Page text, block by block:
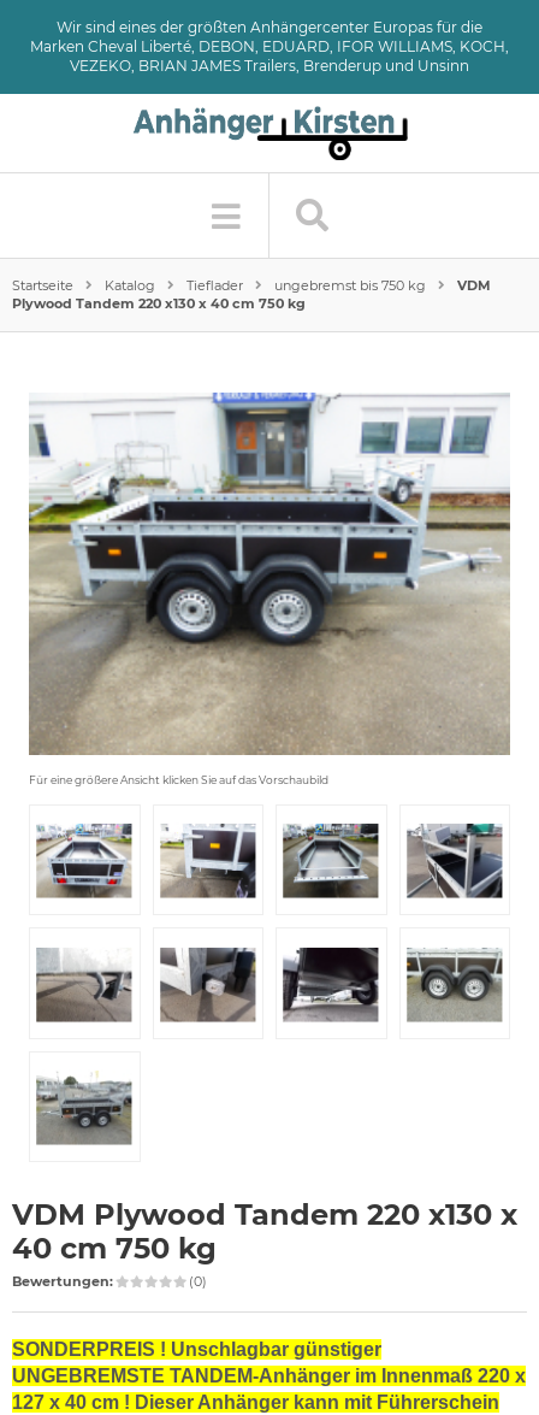
Wir sind eines der größten Anhängercenter Europas für die
Marken Cheval Liberté, DEBON, EDUARD, IFOR WILLIAMS, KOCH,
VEZEKO, BRIAN JAMES Trailers, Brenderup und Unsinn
Startseite Katalog Tieflader ungebremst bis 750 kg
VDM
Plywood Tandem 220 x130 x 40 cm 750 kg
Für eine größere Ansicht klicken Sie auf das Vorschaubild
VDM Plywood Tandem 220 x130 x
40 cm 750 kg
Bewertungen: (0)
SONDERPREIS ! Unschlagbar günstiger
UNGEBREMSTE TANDEM-Anhänger im Innenmaß 220 x
127 x 40 cm ! Dieser Anhänger kann mit Führerschein